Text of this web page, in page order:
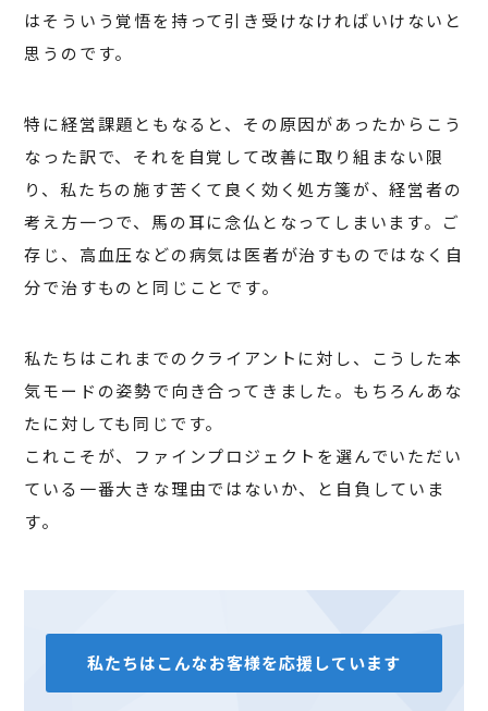
はそういう覚悟を持って引き受けなければいけないと
思うのです。
特に経営課題ともなると、その原因があったからこう
なった訳で、それを自覚して改善に取り組まない限
り、私たちの施す苦くて良く効く処方箋が、経営者の
考え方一つで、馬の耳に念仏となってしまいます。ご
存じ、高血圧などの病気は医者が治すものではなく自
分で治すものと同じことです。
私たちはこれまでのクライアントに対し、こうした本
気モードの姿勢で向き合ってきました。もちろんあな
たに対しても同じです。
これこそが、ファインプロジェクトを選んでいただい
ている一番大きな理由ではないか、と自負していま
す。
私たちはこんなお客様を応援しています